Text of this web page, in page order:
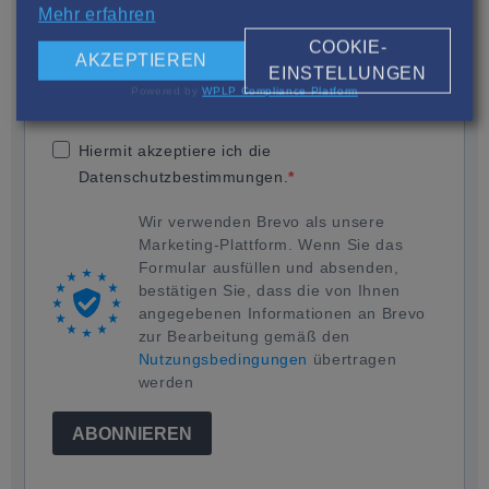
E-Mail-Adresse
Hiermit akzeptiere ich die
Datenschutzbestimmungen.
Wir verwenden Brevo als unsere
Marketing-Plattform. Wenn Sie das
Formular ausfüllen und absenden,
bestätigen Sie, dass die von Ihnen
angegebenen Informationen an Brevo
zur Bearbeitung gemäß den
Nutzungsbedingungen übertragen
werden
ABONNIEREN
Mehr erfahren
AKZEPTIEREN
COOKIE-
EINSTELLUNGEN
Powered byWPLP Compliance Platform